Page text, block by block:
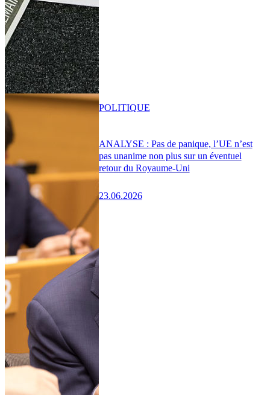
ANALYSE : Pas de panique, l’UE n’est
pas unanime non plus sur un éventuel
retour du Royaume-Uni
23.06.2026
POLITIQUE